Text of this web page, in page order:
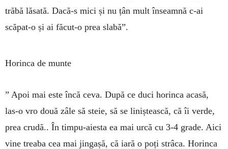
trăbă lăsată. Dacă-s mici și nu țân mult înseamnă c-ai
scăpat-o și ai făcut-o prea slabă”.
Horinca de munte
” Apoi mai este încă ceva. După ce duci horinca acasă,
las-o vro două zâle să steie, să se liniștească, că îi verde,
prea crudă.. În timpu-aiesta ea mai urcă cu 3-4 grade. Aici
vine treaba cea mai jingașă, că iară o poți strâca. Horinca